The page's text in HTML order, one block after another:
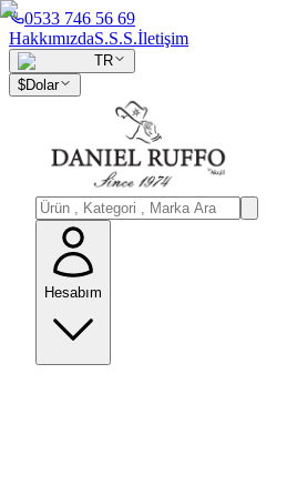
0533 746 56 69
HakkımızdaS.S.S.İletişim
TR
$Dolar
Hesabım